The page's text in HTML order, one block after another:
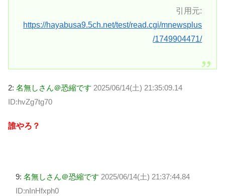
引用元:
https://hayabusa9.5ch.net/test/read.cgi/mnewsplus
/1749904471/
2: 名無しさん＠恐縮です 2025/06/14(土) 21:35:09.14
ID:hvZg7tg70
誰やろ？
9: 名無しさん＠恐縮です 2025/06/14(土) 21:37:44.84
ID:nInHfxph0